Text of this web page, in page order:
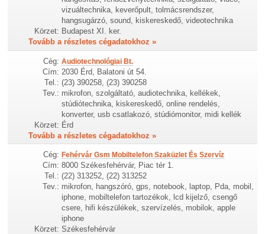
vizuáltechnika, keverőpult, tolmácsrendszer,
hangsugárzó, sound, kiskereskedő, videotechnika
Körzet: Budapest XI. ker.
Tovább a részletes cégadatokhoz »
Cég: Audiotechnológiai Bt.
Cím: 2030 Érd, Balatoni út 54.
Tel.: (23) 390258, (23) 390258
Tev.: mikrofon, szolgáltató, audiotechnika, kellékek,
stúdiótechnika, kiskereskedő, online rendelés,
konverter, usb csatlakozó, stúdiómonitor, midi kellék
Körzet: Érd
Tovább a részletes cégadatokhoz »
Cég: Fehérvár Gsm Mobiltelefon Szaküzlet És Szervíz
Cím: 8000 Székesfehérvár, Piac tér 1.
Tel.: (22) 313252, (22) 313252
Tev.: mikrofon, hangszóró, gps, notebook, laptop, Pda, mobil,
iphone, mobiltelefon tartozékok, lcd kijelző, csengő
csere, hifi készülékek, szervízelés, mobilok, apple
iphone
Körzet: Székesfehérvár